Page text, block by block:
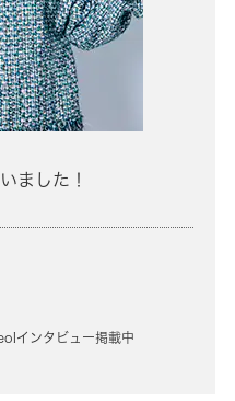
ました！
インタビュー掲載中